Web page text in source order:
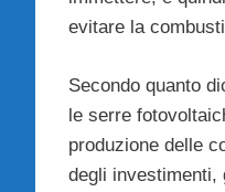
evitare la
Secondo quanto
le serre
produzione delle
degli investimenti,